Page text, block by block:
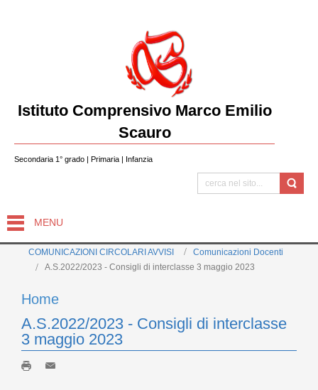
Istituto Comprensivo Marco Emilio
Scauro
Secondaria 1° grado | Primaria | Infanzia
MENU
COMUNICAZIONI CIRCOLARI AVVISI
Comunicazioni Docenti
A.S.2022/2023 - Consigli di interclasse 3 maggio 2023
Home
A.S.2022/2023 - Consigli di interclasse
3 maggio 2023